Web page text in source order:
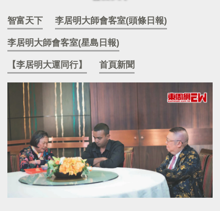
智富天下 李居明大師會客室(頭條日報)
李居明大師會客室(星島日報)
【李居明大運同行】 首頁新聞